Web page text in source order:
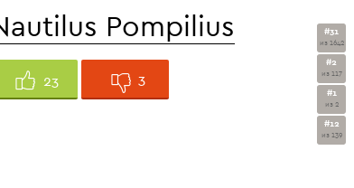
Pompilius
23 3
#31
из 1642
#2
из 117
#1
из 2
#12
из 139